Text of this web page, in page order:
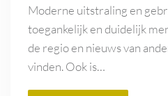
Moderne uitstraling en
toegankelijk en duidelijk
de regio en nieuws van
vinden. Ook is…